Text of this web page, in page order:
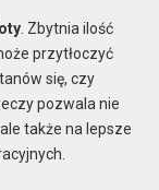
. Zbytnia ilość
przytłoczyć
się, czy
pozwala nie
także na lepsze